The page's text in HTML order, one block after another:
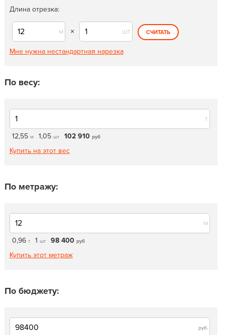
Длина отрезка:
м × шт СЧИТАТЬ
Мне нужна нестандартная нарезка
По весу:
т
12,55 м 1,05 шт 102 910 руб
Купить на этот вес
По метражу:
м
0,96 т 1 шт 98 400 руб
Купить этот метраж
По бюджету:
руб.